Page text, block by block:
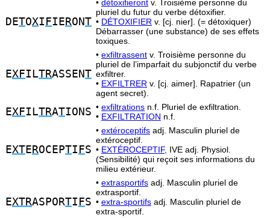
DETOXI FIE RONT
• détoxifieront v. Troisième personne du
pluriel du futur du verbe détoxifier.
• DÉTOXIFIER v. [cj. nier]. (= détoxiquer)
Débarrasser (une substance) de ses effets
toxiques.
EXFILTRASSENT
• exfiltrassent v. Troisième personne du
pluriel de l’imparfait du subjonctif du verbe
exfiltrer.
• EXFILTRER v. [cj. aimer]. Rapatrier (un
agent secret).
EXFILTRATIONS • exfiltrations n.f. Pluriel de exfiltration.
• EXFILTRATION n.f.
EXTE ROCEPTI FS
• extéroceptifs adj. Masculin pluriel de
extéroceptif.
• EXTÉROCEPTIF, IVE adj. Physiol.
(Sensibilité) qui reçoit ses informations du
milieu extérieur.
EXTRASPORTI FS
• extrasportifs adj. Masculin pluriel de
extrasportif.
• extra-sportifs adj. Masculin pluriel de
extra-sportif.